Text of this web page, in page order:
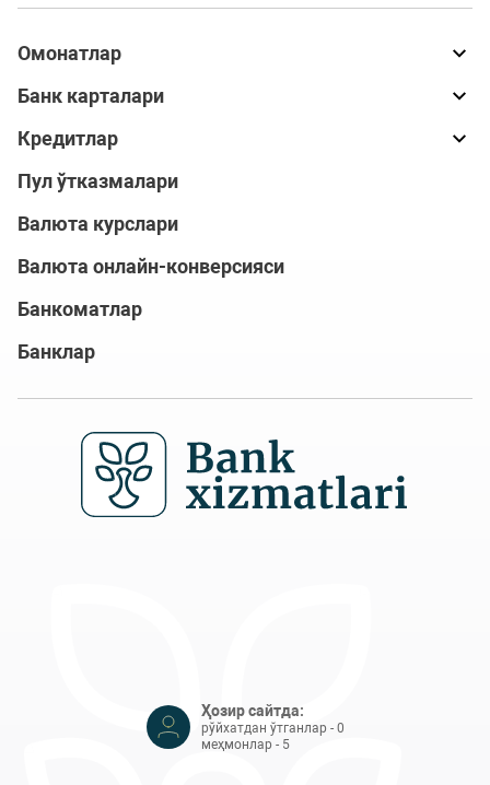
Омонатлар
Банк карталари
Кредитлар
Пул ўтказмалари
Валюта курслари
Валюта онлайн-конверсияси
Банкоматлар
Банклар
Ҳозир сайтда:
рўйхатдан ўтганлар - 0
меҳмонлар - 5